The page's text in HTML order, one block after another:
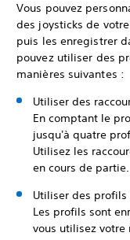
Vous pouvez
des joysticks de
puis les enregistrer
pouvez utiliser des
manières suivantes :
Utiliser des
En comptant le
jusqu'à quatre
Utilisez les
en cours de partie.
Utiliser des
Les profils sont
vous utilisez votre